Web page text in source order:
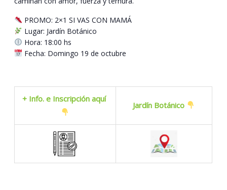
PROMO: 2×1 SI VAS CON MAMÁ
Lugar: Jardín Botánico
Hora: 18:00 hs
Fecha: Domingo 19 de octubre
+ Info. e Inscripción aquí
Jardín Botánico